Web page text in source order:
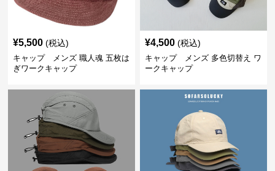
¥5,500 (税込)
キャップ メンズ 職人魂 五枚は
ぎワークキャップ
¥4,500 (税込)
キャップ メンズ 多色切替え ワ
ークキャップ